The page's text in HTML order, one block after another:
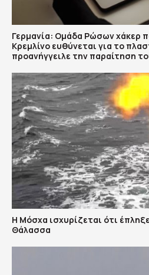
Γερμανία: Ομάδα Ρώσων χάκερ
Κρεμλίνο ευθύνεται για το
προανήγγειλε την παραίτηση
Η Μόσχα ισχυρίζεται ότι
Θάλασσα